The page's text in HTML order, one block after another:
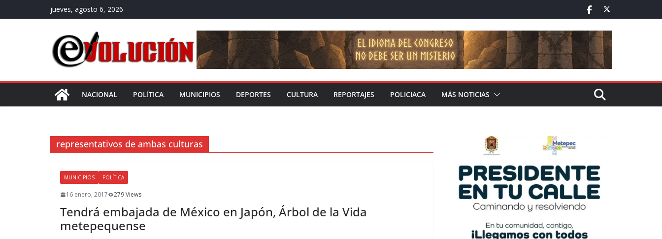
al
jueves, agosto 6, 2026
NACIONAL POLÍTICA MUNICIPIOS DEPORTES CULTURA REPORTAJES POLICIACA MÁS NOTICIAS
representativos de ambas culturas
MUNICIPIOS POLÍTICA
16 enero, 2017 279 Views
Tendrá embajada de México en Japón, Árbol de la Vida
metepequense